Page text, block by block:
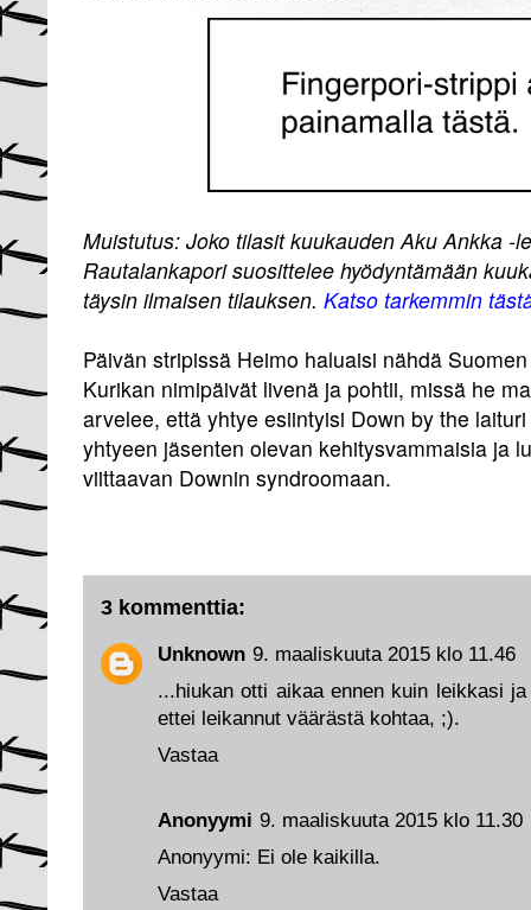
Muistutus: Joko tilasit kuukauden Aku Ankka -
Rautalankapori suosittelee hyödyntämään
täysin ilmaisen tilauksen. Katso tarkemmin
Päivän stripissä Heimo haluaisi nähdä
Kurikan nimipäivät livenä ja pohtii, missä he
arvelee, että yhtye esiintyisi Down by the
yhtyeen jäsenten olevan kehitysvammaisia ja
viittaavan Downin syndroomaan.
3 kommenttia:
Anonyymi 9. maaliskuuta 2015 klo 11.30
Anonyymi: Ei ole kaikilla.
Vastaa
Unknown 9. maaliskuuta 2015 klo 11.46
...hiukan otti aikaa ennen kuin leikkasi
ettei leikannut väärästä kohtaa, ;).
Vastaa